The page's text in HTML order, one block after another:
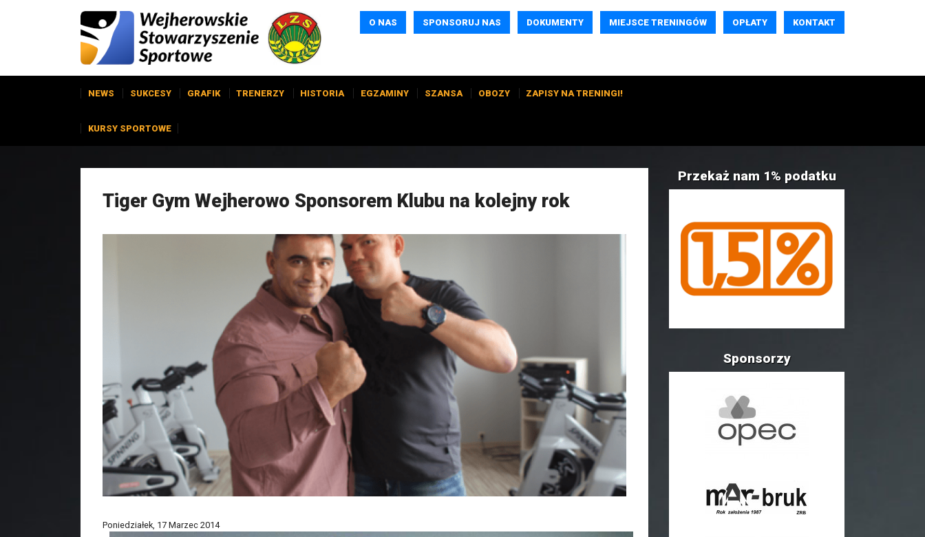
O NAS SPONSORUJ NAS DOKUMENTY MIEJSCE TRENINGÓW OPŁATY KONTAKT
NEWS SUKCESY GRAFIK TRENERZY HISTORIA EGZAMINY SZANSA OBOZY ZAPISY NA TRENINGI!
KURSY SPORTOWE
Tiger Gym Wejherowo Sponsorem Klubu na kolejny rok
Poniedziałek, 17 Marzec 2014
Przekaż nam 1% podatku
Sponsorzy